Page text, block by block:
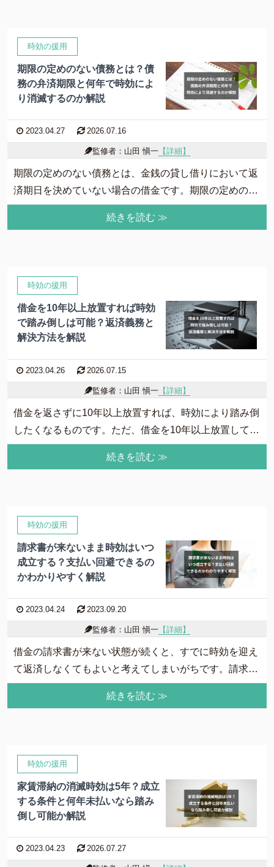
時効の援用
期限の定めのない債務とは？債
務の弁済期限と何年で時効によ
り消滅するのか解説
2023.04.27 2026.07.16
監修者：山田 愼一【詳細】
期限の定めのない債務とは、金銭の貸し借りにおいて返
済期日を決めていない場合の借金です。期限の定めのな
い債務の弁済期は、履行の請求を受けたときとされてい
るのでご注意ください。本記事では、期限の定めのない
続きを読む ≫
時効の援用
借金を10年以上放置すれば時効
で踏み倒しは可能？返済義務と
解決方法を解説
2023.04.26 2026.07.15
監修者：山田 愼一【詳細】
借金を返さずに10年以上放置すれば、時効により踏み倒
したくなるものです。ただ、借金を10年以上放置して
も、自動的に時効で消滅し返済が免除されるわけではあ
りません。そこで、借金を10年以上放置すれば時効で踏
続きを読む ≫
時効の援用
請求書が来ないまま時効はいつ
成立する？支払い回避できるの
かわかりやすく解説
2023.04.24 2023.09.20
監修者：山田 愼一【詳細】
借金の請求書が来ない状態が続くと、すでに時効を迎え
て返済しなくてもよいと考えてしまいがちです。請求書
が来ないままの状態が続いた場合、いつ時効は成立する
のでしょうか。そこで、支払いを回避することはできる
続きを読む ≫
時効の援用
家賃滞納の消滅時効は5年？成立
する条件と何年未払いなら踏み
倒し可能か解説
2023.04.23 2026.07.27